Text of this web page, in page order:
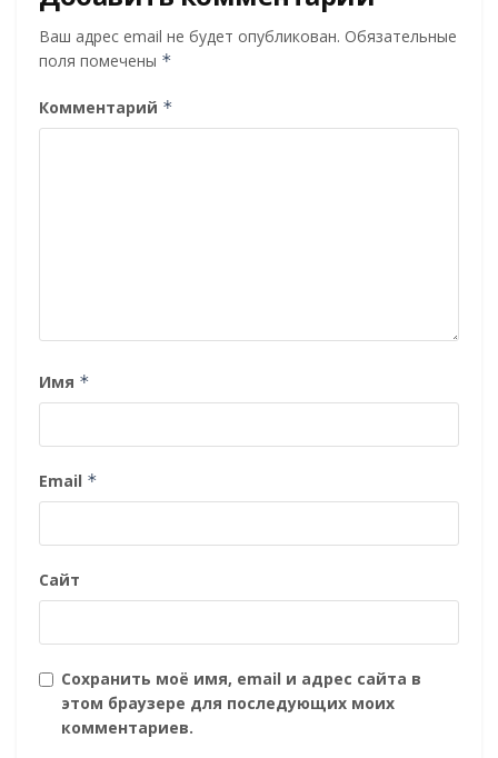
Ваш адрес email не будет опубликован. Обязательные
поля помечены *
Комментарий *
Имя *
Email *
Сайт
Сохранить моё имя, email и адрес сайта в
этом браузере для последующих моих
комментариев.